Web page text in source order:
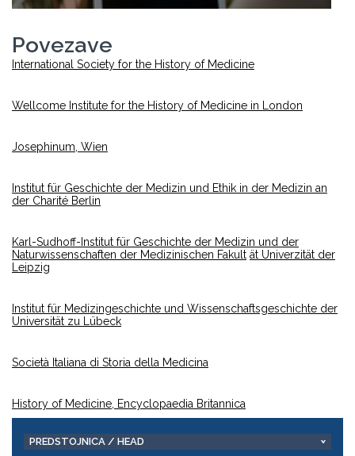
Povezave
International Society for the History of Medicine
Wellcome Institute for the History of Medicine in London
Josephinum, Wien
Institut für Geschichte der Medizin und Ethik in der Medizin an
der Charité Berlin
Karl-Sudhoff-Institut für Geschichte der Medizin und der
Naturwissenschaften der Medizinischen Fakult ät Univerzität der
Leipzig
Institut für Medizingeschichte und Wissenschaftsgeschichte der
Universität zu Lübeck
Società Italiana di Storia della Medicina
History of Medicine, Encyclopaedia Britannica
PREDSTOJNICA / HEAD